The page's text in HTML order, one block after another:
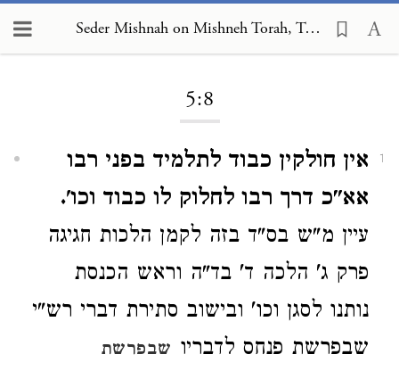
Seder Mishnah on Mishneh Torah, Torah Study 5:8
5:8
1
אין חולקין כבוד לתלמיד בפני רבו
אא"כ דרך רבו לחלוק לו כבוד וכו'.
עיין מ"ש בס"ד בזה לקמן הלכות חגיגה
פרק ג' הלכה ד' בד"ה וראש הכנסת
נותנו לסגן וכו' ובישוב סתירת דברי רש"י
שבפרשת פנחס לדבריו שבפרשת